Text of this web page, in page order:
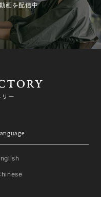
画を配信中